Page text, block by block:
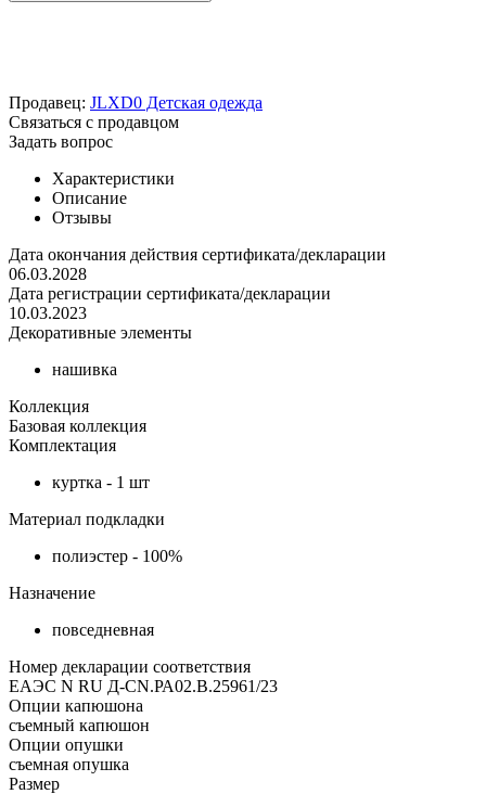
Продавец: JLXD0 Детская одежда
Связаться с продавцом
Задать вопрос
Характеристики
Описание
Отзывы
Дата окончания действия сертификата/декларации
06.03.2028
Дата регистрации сертификата/декларации
10.03.2023
Декоративные элементы
нашивка
Коллекция
Базовая коллекция
Комплектация
куртка - 1 шт
Материал подкладки
полиэстер - 100%
Назначение
повседневная
Номер декларации соответствия
ЕАЭС N RU Д-CN.РА02.В.25961/23
Опции капюшона
съемный капюшон
Опции опушки
съемная опушка
Размер